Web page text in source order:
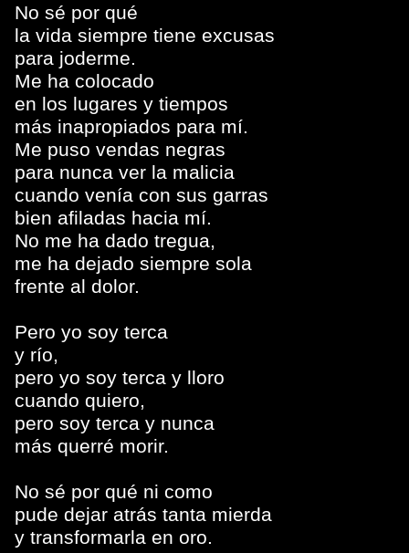
No sé por qué
la vida siempre tiene excusas
para joderme.
Me ha colocado
en los lugares y tiempos
más inapropiados para mí.
Me puso vendas negras
para nunca ver la malicia
cuando venía con sus garras
bien afiladas hacia mí.
No me ha dado tregua,
me ha dejado siempre sola
frente al dolor.
Pero yo soy terca
y río,
pero yo soy terca y lloro
cuando quiero,
pero soy terca y nunca
más querré morir.
No sé por qué ni como
pude dejar atrás tanta mierda
y transformarla en oro.